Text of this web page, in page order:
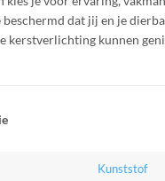
dat jij en je
kerstverlichting kunnen
Kunststof